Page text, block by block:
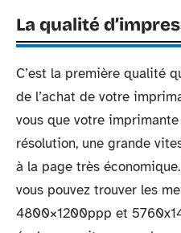
La qualité
C’est la première qualité
de l’achat de votre
vous que votre
résolution, une grande
à la page très
vous pouvez trouver les
4800×1200ppp et